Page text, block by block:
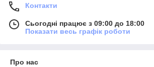
Контакти
Сьогодні працює з 09:00 до 18:00
Показати весь графік роботи
Про нас